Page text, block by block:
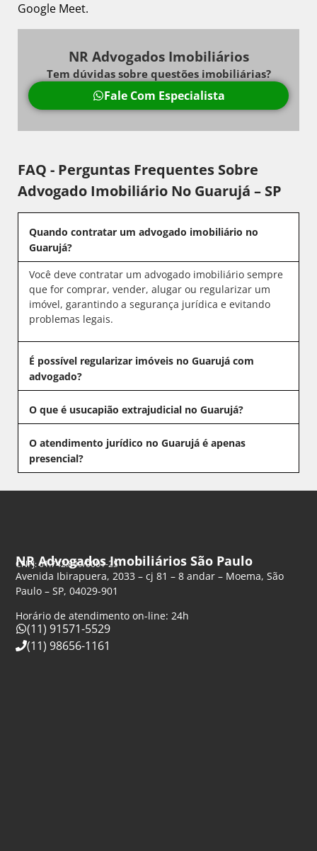
Google Meet.
NR Advogados Imobiliários
Tem dúvidas sobre questões imobiliárias?
Fale Com Especialista
FAQ - Perguntas Frequentes Sobre
Advogado Imobiliário No Guarujá – SP
Quando contratar um advogado imobiliário no
Guarujá?
Você deve contratar um advogado imobiliário sempre
que for comprar, vender, alugar ou regularizar um
imóvel, garantindo a segurança jurídica e evitando
problemas legais.
É possível regularizar imóveis no Guarujá com
advogado?
O que é usucapião extrajudicial no Guarujá?
O atendimento jurídico no Guarujá é apenas
presencial?
NR Advogados Imobiliários São Paulo
CNPJ: 61.742.849/0001-25
Avenida Ibirapuera, 2033 – cj 81 – 8 andar – Moema, São
Paulo – SP, 04029-901
Horário de atendimento on-line: 24h
(11) 91571-5529
(11) 98656-1161